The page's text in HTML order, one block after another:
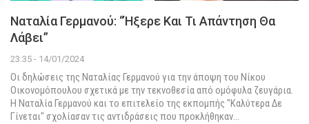
Ναταλία Γερμανού: “Ήξερε Και Τι Απάντηση Θα
Λάβει”
23:35 - 14/01/2024
Οι δηλώσεις της Ναταλίας Γερμανού για την άποψη του Νίκου
Οικονομόπουλου σχετικά με την τεκνοθεσία από ομόφυλα ζευγάρια.
Η Ναταλία Γερμανού και το επιτελείο της εκπομπής "Καλύτερα Δε
Γίνεται" σχολίασαν τις αντιδράσεις που προκλήθηκαν…